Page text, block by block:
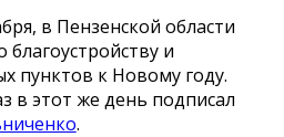
в Пензенской области
благоустройству и
пунктов к Новому году.
в этот же день подписал
.